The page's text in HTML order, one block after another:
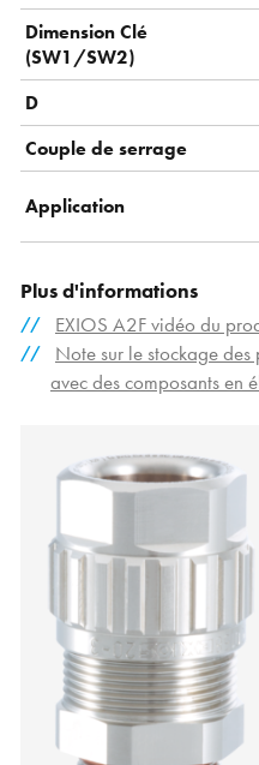
Dimension Clé
(SW1/SW2)
D
Couple de serrage
Application
Plus d'informations
EXIOS A2F vidéo du
Note sur le stockage
avec des composants en